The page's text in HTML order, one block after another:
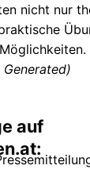
nicht nur
auf